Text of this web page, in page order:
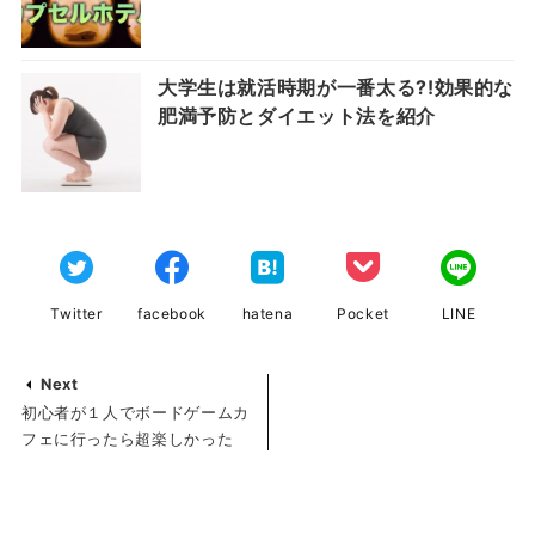
大学生は就活時期が一番太る?!効果的な
肥満予防とダイエット法を紹介
Twitter facebook hatena Pocket LINE
Next
初心者が１人でボードゲームカ
フェに行ったら超楽しかった